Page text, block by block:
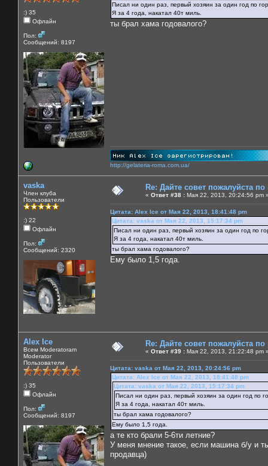
:) 35
Офлайн
Пол:
Сообщений: 8197
Писал ни один раз, первый хозяин за один год по
Я за 4 года, накатал 40т миль.
ты брал хама годовалого?
http://gelateria-roma.com.ua/
vaska
Член клуба
Пользователи
:) 22
Офлайн
Пол:
Сообщений: 2320
Re: Дайте совет пожалуйста
« Ответ #38 : Мая 22, 2013, 20:24:56 pm
Цитата: Alex Ice от Мая 22, 2013, 18:41:48 pm
Цитата: vaska от Мая 22, 2013, 15:17:34 pm
Писал ни один раз, первый хозяин за один год по
Я за 4 года, накатал 40т миль.
ты брал хама годовалого?
Ему было 1,5 года.
Alex Ice
Всем Moderatoram
Moderator
Пользователи
:) 35
Офлайн
Пол:
Сообщений: 8197
Re: Дайте совет пожалуйста
« Ответ #39 : Мая 22, 2013, 21:22:48 pm
Цитата: vaska от Мая 22, 2013, 20:24:56 pm
Цитата: Alex Ice от Мая 22, 2013, 18:41:48 pm
Цитата: vaska от Мая 22, 2013, 15:17:34 pm
Писал ни один раз, первый хозяин за один год по
Я за 4 года, накатал 40т миль.
ты брал хама годовалого?
Ему было 1,5 года.
а те кто брали 5-6ти летние?
У меня мнение такое, если машина б/у и
продавца)